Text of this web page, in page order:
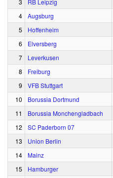
3
RB Leipzig
4
Augsburg
5
Hoffenheim
6
Elversberg
7
Leverkusen
8
Freiburg
9
VFB Stuttgart
10
Borussia Dortmund
11
Borussia Monchengladbach
12
SC Paderborn 07
13
Union Berlin
14
Mainz
15
Hamburger